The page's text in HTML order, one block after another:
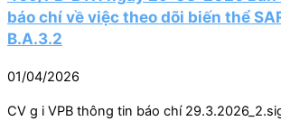
báo chí về việc theo dõi biến thể
B.A.3.2
01/04/2026
CV g i VPB thông tin báo chí